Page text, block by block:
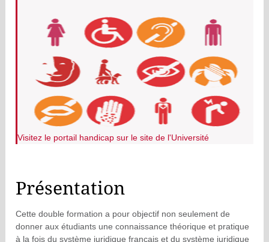
Visitez le portail handicap sur le site de l'Université
Présentation
Cette double formation a pour objectif non seulement de
donner aux étudiants une connaissance théorique et pratique
à la fois du système juridique français et du système juridique